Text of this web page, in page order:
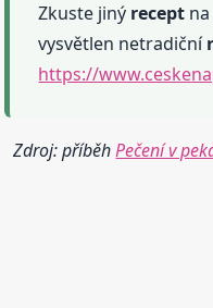
Zkuste jiný recept
vysvětlen netradiční
https://
Zdroj: příběhPečení v